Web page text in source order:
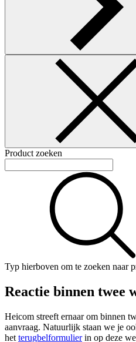
Product zoeken
Typ hierboven om te zoeken naar
Reactie binnen twee
Heicom streeft ernaar om binnen
aanvraag. Natuurlijk staan we je
het terugbelformulierin op deze